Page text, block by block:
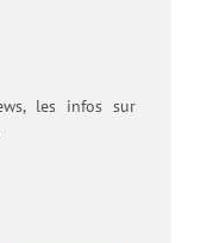
les infos sur